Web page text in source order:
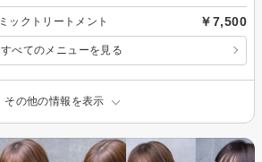
ックトリートメント ￥7,500
すべてのメニューを見る
その他の情報を表示